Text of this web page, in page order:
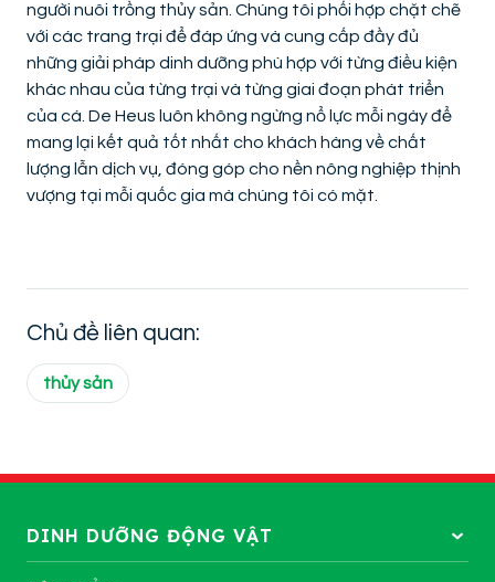
người nuôi trồng thủy sản. Chúng tôi phối hợp chặt chẽ
với các trang trại để đáp ứng và cung cấp đầy đủ
những giải pháp dinh dưỡng phù hợp với từng điều kiện
khác nhau của từng trại và từng giai đoạn phát triển
của cá. De Heus luôn không ngừng nổ lực mỗi ngày để
mang lại kết quả tốt nhất cho khách hàng về chất
lượng lẫn dịch vụ, đóng góp cho nền nông nghiệp thịnh
vượng tại mỗi quốc gia mà chúng tôi có mặt.
Chủ đề liên quan:
thủy sản
DINH DƯỠNG ĐỘNG VẬT